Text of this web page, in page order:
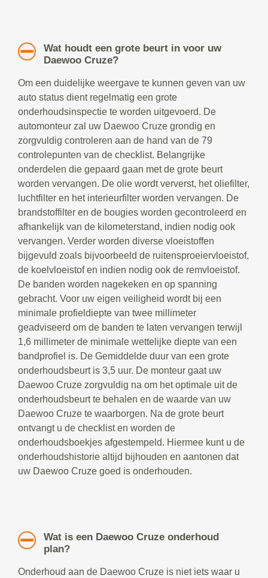
Wat houdt een grote beurt in voor uw
Daewoo Cruze?
Om een duidelijke weergave te kunnen geven van uw
auto status dient regelmatig een grote
onderhoudsinspectie te worden uitgevoerd. De
automonteur zal uw Daewoo Cruze grondig en
zorgvuldig controleren aan de hand van de 79
controlepunten van de checklist. Belangrijke
onderdelen die gepaard gaan met de grote beurt
worden vervangen. De olie wordt ververst, het oliefilter,
luchtfilter en het interieurfilter worden vervangen. De
brandstoffilter en de bougies worden gecontroleerd en
afhankelijk van de kilometerstand, indien nodig ook
vervangen. Verder worden diverse vloeistoffen
bijgevuld zoals bijvoorbeeld de ruitensproeiervloeistof,
de koelvloeistof en indien nodig ook de remvloeistof.
De banden worden nagekeken en op spanning
gebracht. Voor uw eigen veiligheid wordt bij een
minimale profieldiepte van twee millimeter
geadviseerd om de banden te laten vervangen terwijl
1,6 millimeter de minimale wettelijke diepte van een
bandprofiel is. De Gemiddelde duur van een grote
onderhoudsbeurt is 3,5 uur. De monteur gaat uw
Daewoo Cruze zorgvuldig na om het optimale uit de
onderhoudsbeurt te behalen en de waarde van uw
Daewoo Cruze te waarborgen. Na de grote beurt
ontvangt u de checklist en worden de
onderhoudsboekjes afgestempeld. Hiermee kunt u de
onderhoudshistorie altijd bijhouden en aantonen dat
uw Daewoo Cruze goed is onderhouden.
Wat is een Daewoo Cruze onderhoud
plan?
Onderhoud aan de Daewoo Cruze is niet iets waar u